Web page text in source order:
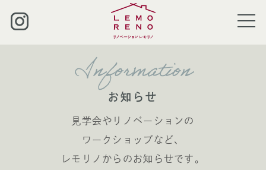
Information
お知らせ
見学会やリノベーションの
ワークショップなど、
レモリノからのお知らせです。